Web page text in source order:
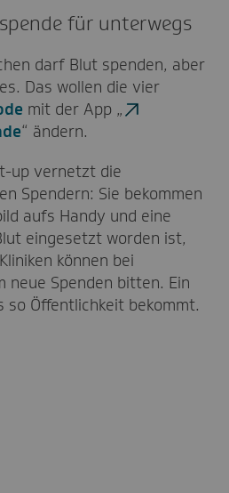
für unterwegs
darf Blut spenden, aber
Das wollen die vier
mit der App „
“ ändern.
up vernetzt die
Spendern: Sie bekommen
aufs Handy und eine
eingesetzt worden ist,
können bei
neue Spenden bitten. Ein
so Öffentlichkeit bekommt.